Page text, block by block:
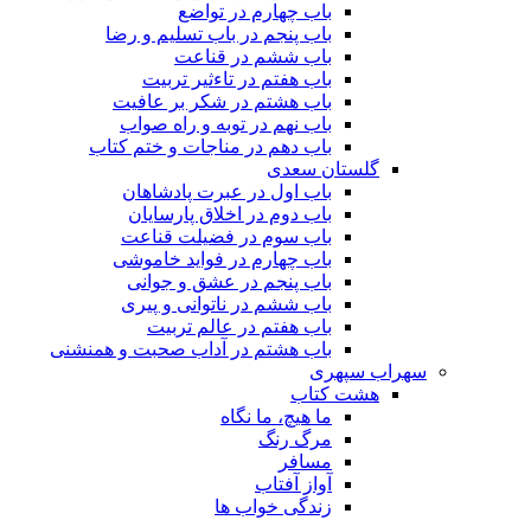
باب چهارم در تواضع
باب پنجم در باب تسلیم و رضا
باب ششم در قناعت
باب هفتم در تاءثیر تربیت
باب هشتم در شکر بر عافیت
باب نهم در توبه و راه صواب
باب دهم در مناجات و ختم کتاب
گلستان سعدی
باب اول در عبرت پادشاهان
باب دوم در اخلاق پارسایان
باب سوم در فضیلت قناعت
باب چهارم در فواید خاموشى
باب پنجم در عشق و جوانى
باب ششم در ناتوانى و پیرى
باب هفتم در عالم تربیت
باب هشتم در آداب صحبت و همنشنى
سهراب سپهری
هشت کتاب
ما هیچ، ما نگاه
مرگ رنگ
مسافر
آواز آفتاب
زندگی خواب ها